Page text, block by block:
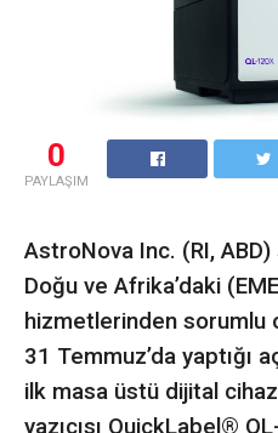
0
PAYLAŞIM
AstroNova Inc. (RI,
Doğu ve Afrika’daki
hizmetlerinden sorumlu
31 Temmuz’da yaptığı
ilk masa üstü dijital
yazıcısı QuickLabel®